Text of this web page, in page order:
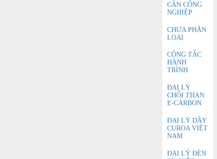
CÂN CÔNG
NGHIỆP
CHƯA PHÂN
LOẠI
CÔNG TẮC
HÀNH
TRÌNH
ĐẠI LÝ
CHỔI THAN
E-CARBON
ĐẠI LÝ DÂY
CUROA VIỆT
NAM
ĐẠI LÝ ĐÈN